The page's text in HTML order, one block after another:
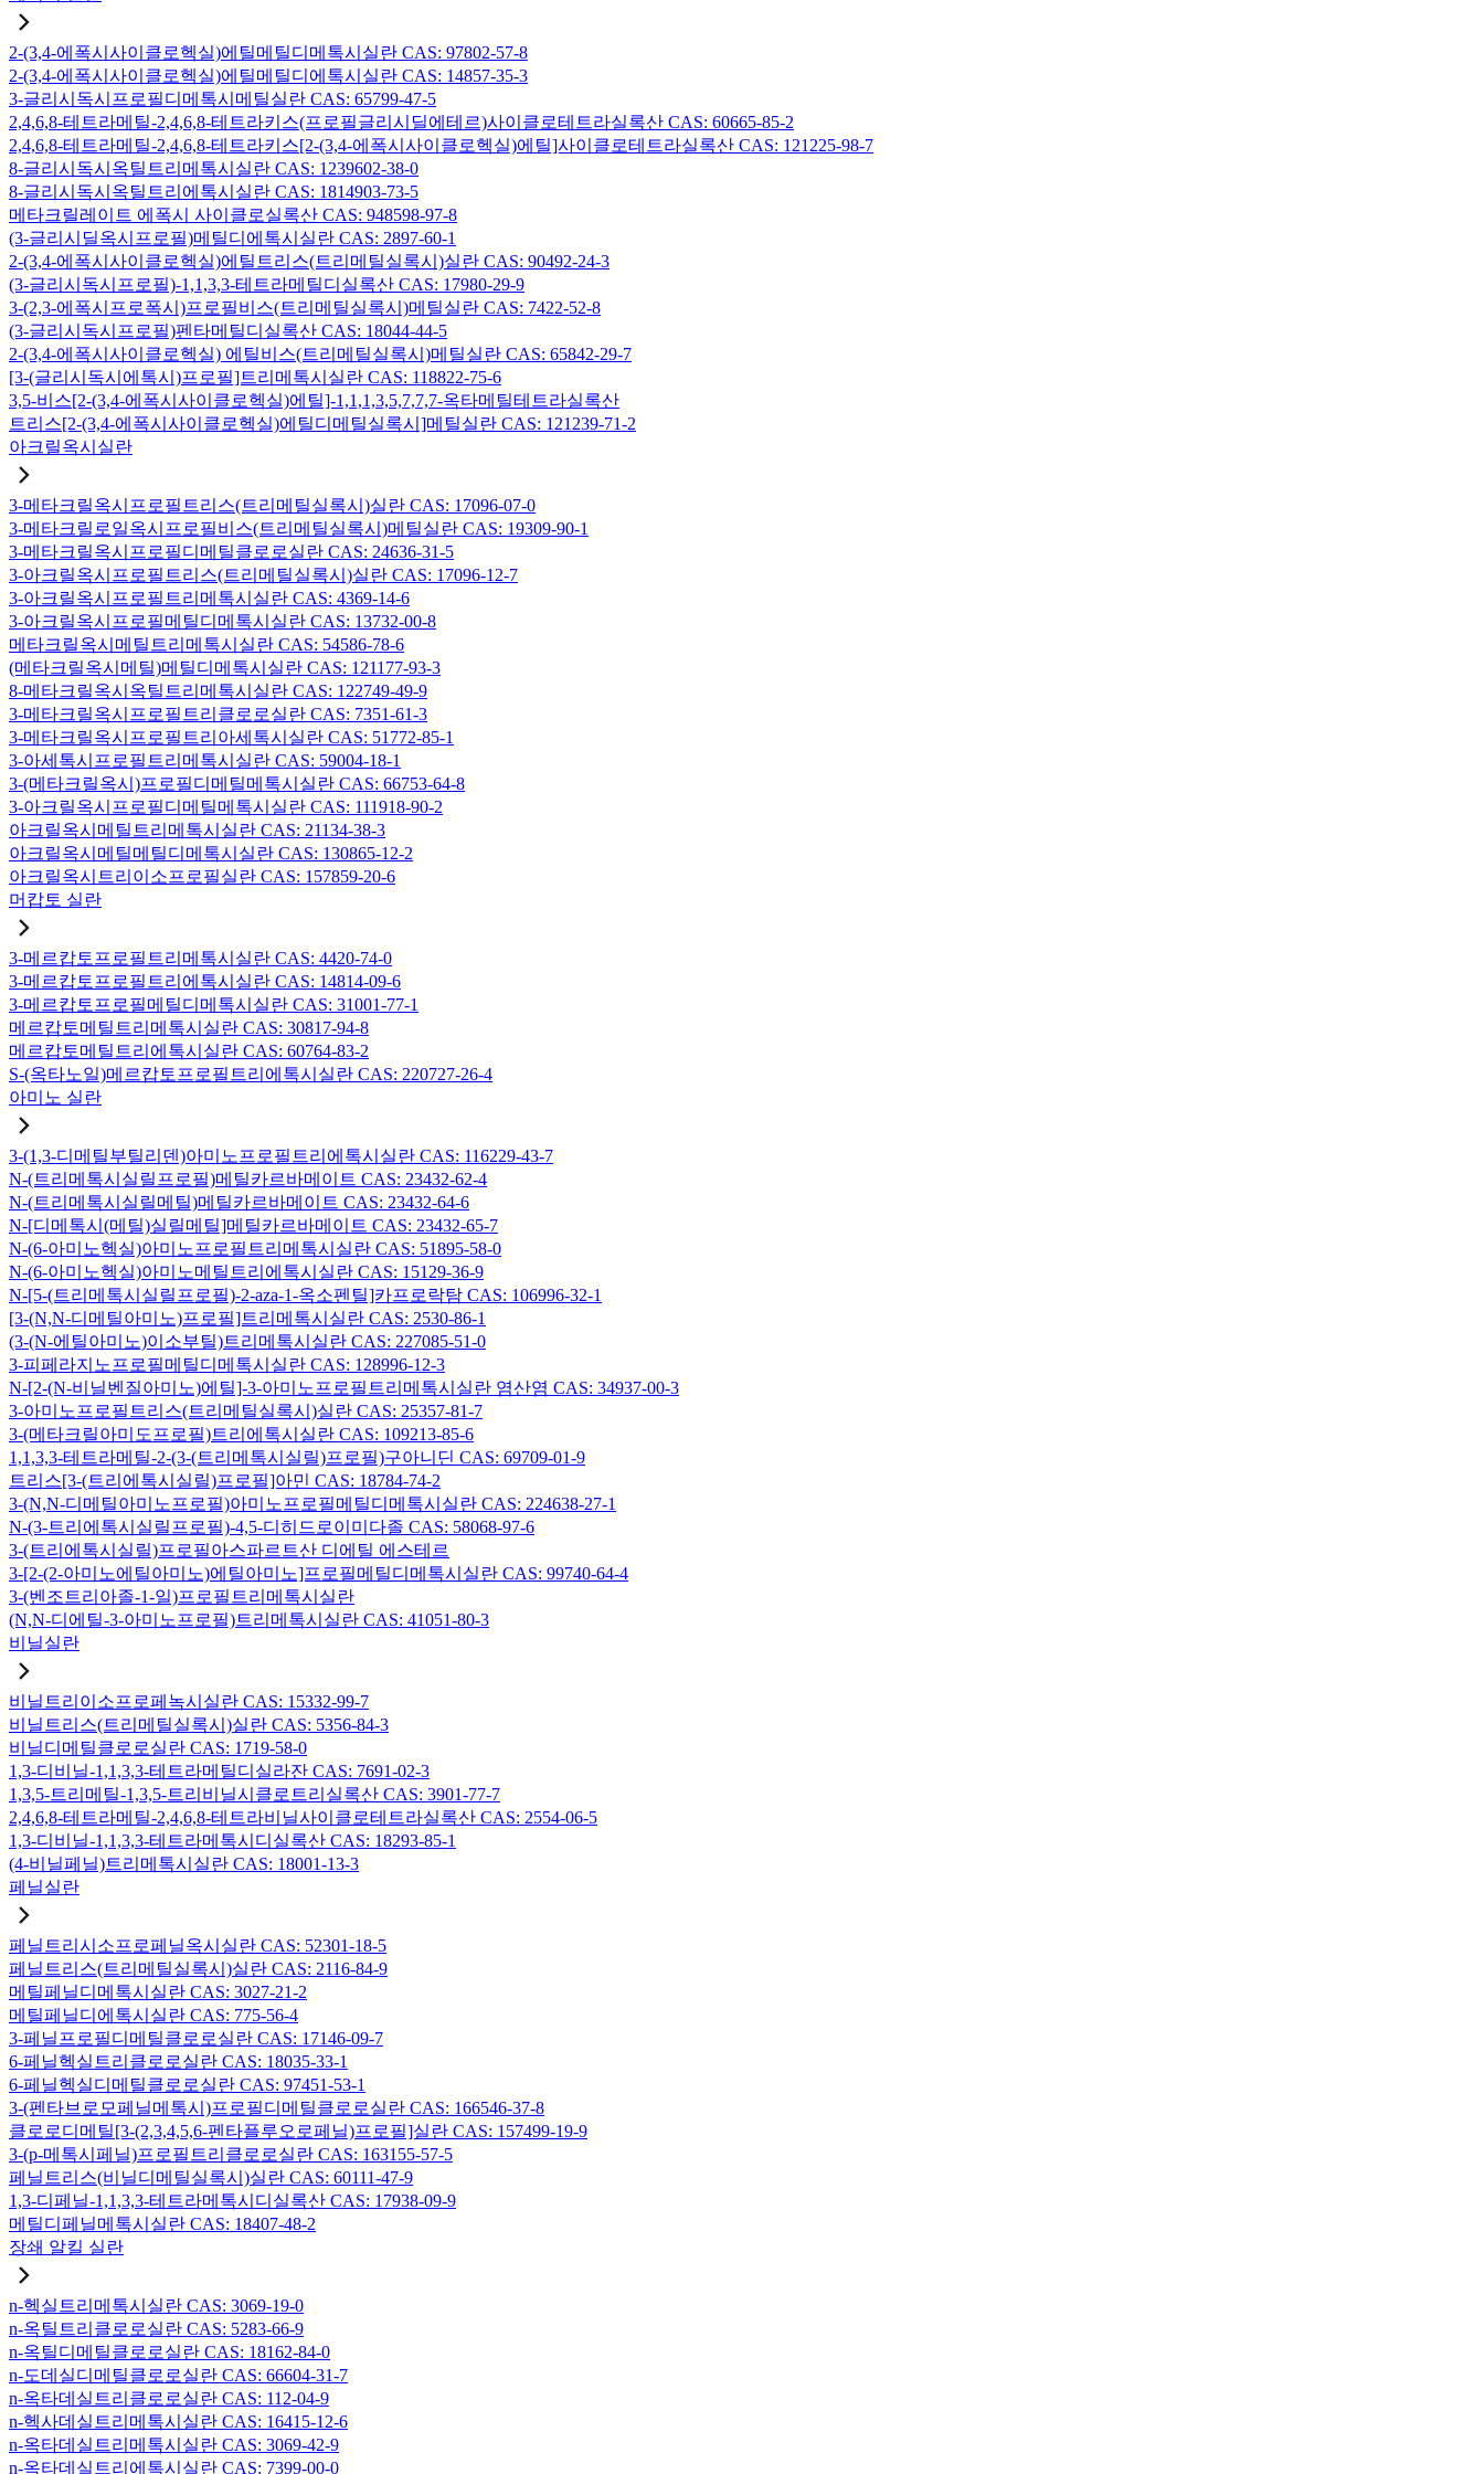
2-(3,4-에폭시사이클로헥실)에틸메틸디메톡시실란 CAS: 97802-57-8
2-(3,4-에폭시사이클로헥실)에틸메틸디에톡시실란 CAS: 14857-35-3
3-글리시독시프로필디메톡시메틸실란 CAS: 65799-47-5
2,4,6,8-테트라메틸-2,4,6,8-테트라키스(프로필글리시딜에테르)사이클로테트라실록산 CAS: 60665-85-2
2,4,6,8-테트라메틸-2,4,6,8-테트라키스[2-(3,4-에폭시사이클로헥실)에틸]사이클로테트라실록산 CAS: 121225-98-7
8-글리시독시옥틸트리메톡시실란 CAS: 1239602-38-0
8-글리시독시옥틸트리에톡시실란 CAS: 1814903-73-5
메타크릴레이트 에폭시 사이클로실록산 CAS: 948598-97-8
(3-글리시딜옥시프로필)메틸디에톡시실란 CAS: 2897-60-1
2-(3,4-에폭시사이클로헥실)에틸트리스(트리메틸실록시)실란 CAS: 90492-24-3
(3-글리시독시프로필)-1,1,3,3-테트라메틸디실록산 CAS: 17980-29-9
3-(2,3-에폭시프로폭시)프로필비스(트리메틸실록시)메틸실란 CAS: 7422-52-8
(3-글리시독시프로필)펜타메틸디실록산 CAS: 18044-44-5
2-(3,4-에폭시사이클로헥실) 에틸비스(트리메틸실록시)메틸실란 CAS: 65842-29-7
[3-(글리시독시에톡시)프로필]트리메톡시실란 CAS: 118822-75-6
3,5-비스[2-(3,4-에폭시사이클로헥실)에틸]-1,1,1,3,5,7,7,7-옥타메틸테트라실록산
트리스[2-(3,4-에폭시사이클로헥실)에틸디메틸실록시]메틸실란 CAS: 121239-71-2
아크릴옥시실란
3-메타크릴옥시프로필트리스(트리메틸실록시)실란 CAS: 17096-07-0
3-메타크릴로일옥시프로필비스(트리메틸실록시)메틸실란 CAS: 19309-90-1
3-메타크릴옥시프로필디메틸클로로실란 CAS: 24636-31-5
3-아크릴옥시프로필트리스(트리메틸실록시)실란 CAS: 17096-12-7
3-아크릴옥시프로필트리메톡시실란 CAS: 4369-14-6
3-아크릴옥시프로필메틸디메톡시실란 CAS: 13732-00-8
메타크릴옥시메틸트리메톡시실란 CAS: 54586-78-6
(메타크릴옥시메틸)메틸디메톡시실란 CAS: 121177-93-3
8-메타크릴옥시옥틸트리메톡시실란 CAS: 122749-49-9
3-메타크릴옥시프로필트리클로로실란 CAS: 7351-61-3
3-메타크릴옥시프로필트리아세톡시실란 CAS: 51772-85-1
3-아세톡시프로필트리메톡시실란 CAS: 59004-18-1
3-(메타크릴옥시)프로필디메틸메톡시실란 CAS: 66753-64-8
3-아크릴옥시프로필디메틸메톡시실란 CAS: 111918-90-2
아크릴옥시메틸트리메톡시실란 CAS: 21134-38-3
아크릴옥시메틸메틸디메톡시실란 CAS: 130865-12-2
아크릴옥시트리이소프로필실란 CAS: 157859-20-6
머캅토 실란
3-메르캅토프로필트리메톡시실란 CAS: 4420-74-0
3-메르캅토프로필트리에톡시실란 CAS: 14814-09-6
3-메르캅토프로필메틸디메톡시실란 CAS: 31001-77-1
메르캅토메틸트리메톡시실란 CAS: 30817-94-8
메르캅토메틸트리에톡시실란 CAS: 60764-83-2
S-(옥타노일)메르캅토프로필트리에톡시실란 CAS: 220727-26-4
아미노 실란
3-(1,3-디메틸부틸리덴)아미노프로필트리에톡시실란 CAS: 116229-43-7
N-(트리메톡시실릴프로필)메틸카르바메이트 CAS: 23432-62-4
N-(트리메톡시실릴메틸)메틸카르바메이트 CAS: 23432-64-6
N-[디메톡시(메틸)실릴메틸]메틸카르바메이트 CAS: 23432-65-7
N-(6-아미노헥실)아미노프로필트리메톡시실란 CAS: 51895-58-0
N-(6-아미노헥실)아미노메틸트리에톡시실란 CAS: 15129-36-9
N-[5-(트리메톡시실릴프로필)-2-aza-1-옥소펜틸]카프로락탐 CAS: 106996-32-1
[3-(N,N-디메틸아미노)프로필]트리메톡시실란 CAS: 2530-86-1
(3-(N-에틸아미노)이소부틸)트리메톡시실란 CAS: 227085-51-0
3-피페라지노프로필메틸디메톡시실란 CAS: 128996-12-3
N-[2-(N-비닐벤질아미노)에틸]-3-아미노프로필트리메톡시실란 염산염 CAS: 34937-00-3
3-아미노프로필트리스(트리메틸실록시)실란 CAS: 25357-81-7
3-(메타크릴아미도프로필)트리에톡시실란 CAS: 109213-85-6
1,1,3,3-테트라메틸-2-(3-(트리메톡시실릴)프로필)구아니딘 CAS: 69709-01-9
트리스[3-(트리에톡시실릴)프로필]아민 CAS: 18784-74-2
3-(N,N-디메틸아미노프로필)아미노프로필메틸디메톡시실란 CAS: 224638-27-1
N-(3-트리에톡시실릴프로필)-4,5-디히드로이미다졸 CAS: 58068-97-6
3-(트리에톡시실릴)프로필아스파르트산 디에틸 에스테르
3-[2-(2-아미노에틸아미노)에틸아미노]프로필메틸디메톡시실란 CAS: 99740-64-4
3-(벤조트리아졸-1-일)프로필트리메톡시실란
(N,N-디에틸-3-아미노프로필)트리메톡시실란 CAS: 41051-80-3
비닐실란
비닐트리이소프로페녹시실란 CAS: 15332-99-7
비닐트리스(트리메틸실록시)실란 CAS: 5356-84-3
비닐디메틸클로로실란 CAS: 1719-58-0
1,3-디비닐-1,1,3,3-테트라메틸디실라잔 CAS: 7691-02-3
1,3,5-트리메틸-1,3,5-트리비닐시클로트리실록산 CAS: 3901-77-7
2,4,6,8-테트라메틸-2,4,6,8-테트라비닐사이클로테트라실록산 CAS: 2554-06-5
1,3-디비닐-1,1,3,3-테트라메톡시디실록산 CAS: 18293-85-1
(4-비닐페닐)트리메톡시실란 CAS: 18001-13-3
페닐실란
페닐트리시소프로페닐옥시실란 CAS: 52301-18-5
페닐트리스(트리메틸실록시)실란 CAS: 2116-84-9
메틸페닐디메톡시실란 CAS: 3027-21-2
메틸페닐디에톡시실란 CAS: 775-56-4
3-페닐프로필디메틸클로로실란 CAS: 17146-09-7
6-페닐헥실트리클로로실란 CAS: 18035-33-1
6-페닐헥실디메틸클로로실란 CAS: 97451-53-1
3-(펜타브로모페닐메톡시)프로필디메틸클로로실란 CAS: 166546-37-8
클로로디메틸[3-(2,3,4,5,6-펜타플루오로페닐)프로필]실란 CAS: 157499-19-9
3-(p-메톡시페닐)프로필트리클로로실란 CAS: 163155-57-5
페닐트리스(비닐디메틸실록시)실란 CAS: 60111-47-9
1,3-디페닐-1,1,3,3-테트라메톡시디실록산 CAS: 17938-09-9
메틸디페닐메톡시실란 CAS: 18407-48-2
장쇄 알킬 실란
n-헥실트리메톡시실란 CAS: 3069-19-0
n-옥틸트리클로로실란 CAS: 5283-66-9
n-옥틸디메틸클로로실란 CAS: 18162-84-0
n-도데실디메틸클로로실란 CAS: 66604-31-7
n-옥타데실트리클로로실란 CAS: 112-04-9
n-헥사데실트리메톡시실란 CAS: 16415-12-6
n-옥타데실트리메톡시실란 CAS: 3069-42-9
n-옥타데실트리에톡시실란 CAS: 7399-00-0